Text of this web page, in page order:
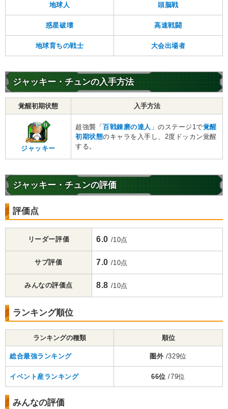
地球人 頭脳戦
惑星破壊 高速戦闘
地球育ちの戦士 大会出場者
ジャッキー・チュンの入手方法
覚醒初期状態 入手方法
ジャッキー
超強襲「百戦錬磨の達人 」のステージ1で覚醒
初期状態のキャラを入手し、2度ドッカン覚醒
する。
ジャッキー・チュンの評価
評価点
リーダー評価 6.0 /10点
サブ評価 7.0 /10点
みんなの評価点 8.8 /10点
ランキング順位
ランキングの種類 順位
総合最強ランキング 圏外 /329位
イベント産ランキング 66位 /79位
みんなの評価